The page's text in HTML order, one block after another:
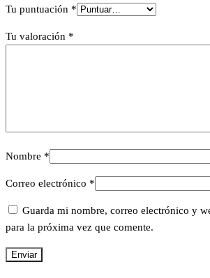
Tu puntuación *
Tu valoración *
Nombre *
Correo electrónico *
Guarda mi nombre, correo electrónico y
para la próxima vez que comente.